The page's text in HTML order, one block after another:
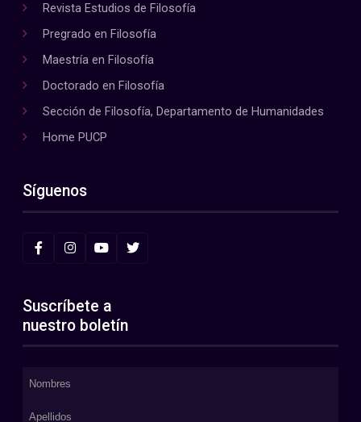
Revista Estudios de Filosofía
Pregrado en Filosofía
Maestría en Filosofía
Doctorado en Filosofía
Sección de Filosofía, Departamento de Humanidades
Home PUCP
Síguenos
Suscríbete a
nuestro boletín